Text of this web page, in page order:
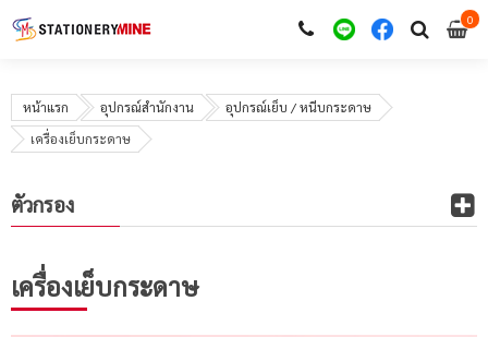
00
หน้าแรก อุปกรณ์สำนักงาน
อุปกรณ์เย็บ / หนีบกระดาษ
เครื่องเย็บกระดาษ
เครื่องเย็บกระดาษ
ตัวกรอง